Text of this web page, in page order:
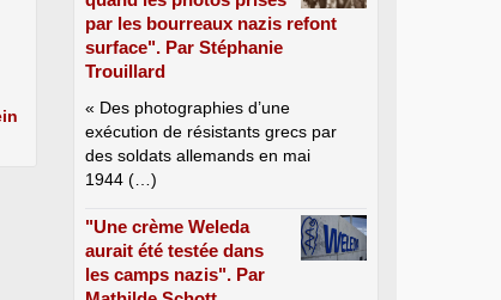
par les bourreaux nazis refont
surface". Par Stéphanie
Trouillard
« Des photographies d’une
exécution de résistants grecs par
des soldats allemands en mai
1944 (…)
"Une crème Weleda
aurait été testée dans
les camps nazis". Par